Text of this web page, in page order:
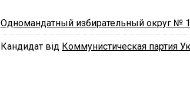
Одномандатный избирательный округ №
Кандидат від Коммунистическая партия